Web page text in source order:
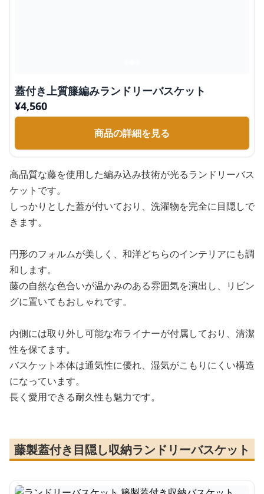
蓋付き上質籐編みランドリーバスケット
¥4,560
商品の詳細を見る
高品質な藤を使用した編み込み技術が光るランドリーバス
ケットです。
しっかりとした蓋が付いており、洗濯物を完全に目隠しで
きます。
円形のフォルムが美しく、和洋どちらのインテリアにも調
和します。
藤の自然な色合いが温かみのある雰囲気を演出し、リビン
グに置いてもおしゃれです。
内側には取り外し可能な布ライナーが付属しており、清潔
性を保てます。
バスケット本体は通気性に優れ、湿気がこもりにくい構造
になっています。
長く愛用できる耐久性も魅力です。
藤製蓋付き目隠し収納ランドリーバスケット